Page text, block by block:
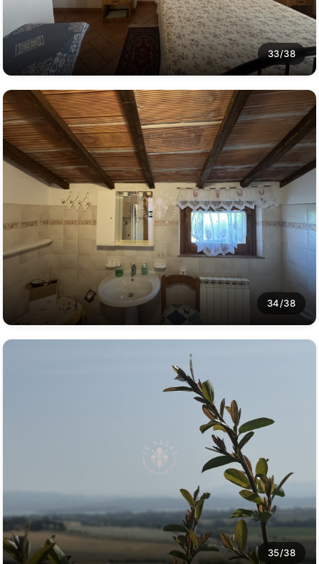
33/38
34/38
35/38